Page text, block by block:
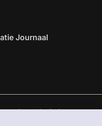
Journaal
is onderdeel van VMN